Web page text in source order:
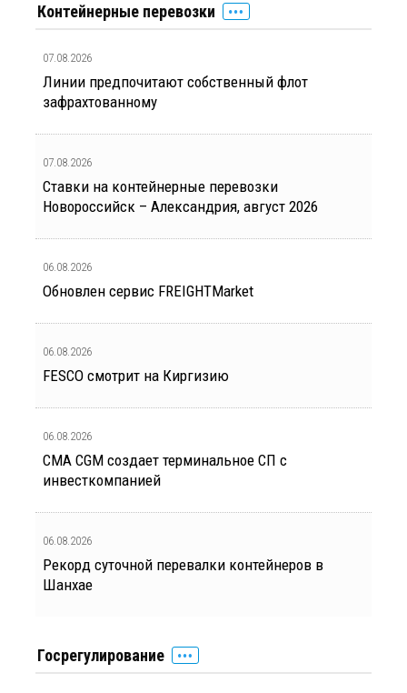
Контейнерные перевозки
07.08.2026
Линии предпочитают собственный флот
зафрахтованному
07.08.2026
Ставки на контейнерные перевозки
Новороссийск – Александрия, август 2026
06.08.2026
Обновлен сервис FREIGHTMarket
06.08.2026
FESCO смотрит на Киргизию
06.08.2026
CMA CGM создает терминальное СП с
инвесткомпанией
06.08.2026
Рекорд суточной перевалки контейнеров в
Шанхае
Госрегулирование